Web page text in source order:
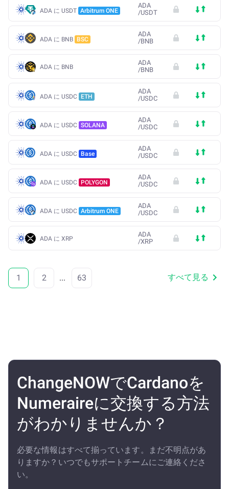
ADA に USDT Arbitrum ONE
ADA
/USDT
ADA に BNB BSC
ADA
/BNB
ADA に BNB
ADA
/BNB
ADA に USDC ETH
ADA
/USDC
ADA に USDC SOLANA
ADA
/USDC
ADA に USDC Base
ADA
/USDC
ADA に USDC POLYGON
ADA
/USDC
ADA に USDC Arbitrum ONE
ADA
/USDC
ADA に XRP
ADA
/XRP
1 2 ... 63 すべて見る
ChangeNOWでCardanoを
Numeraireに交換する方法
がわかりませんか？
必要な情報はすべて揃っています。まだ不明点があ
りますか？いつでもサポートチームにご連絡くださ
い。